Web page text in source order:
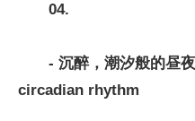
04.
- 沉醉，潮汐般的昼
circadian rhythm